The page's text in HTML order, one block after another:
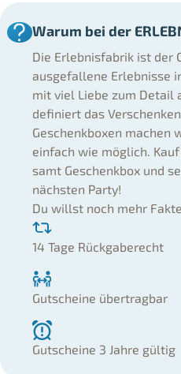
Warum bei der
Die Erlebnisfabrik ist der
ausgefallene Erlebnisse
mit viel Liebe zum Detail
definiert das
Geschenkboxen machen
einfach wie möglich.
samt Geschenkbox und
nächsten Party!
Du willst noch mehr
14 Tage Rückgaberecht
Gutscheine übertragbar
Gutscheine 3 Jahre gültig